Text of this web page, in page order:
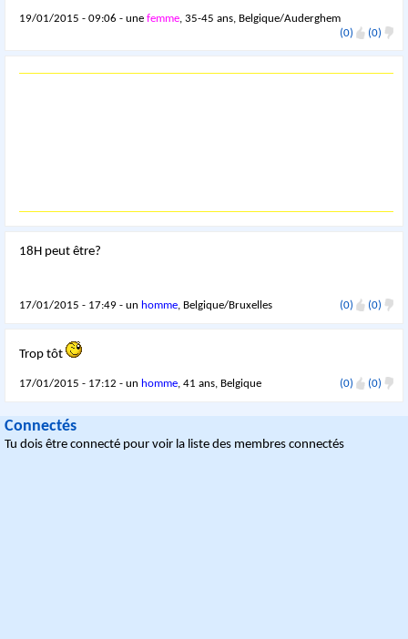
19/01/2015 - 09:06 - unefemme, 35-45 ans, Belgique/Auderghem
(0)
(0)
18H peut être?
17/01/2015 - 17:49 - un homme, Belgique/Bruxelles (0) (0)
Trop tôt
17/01/2015 - 17:12 - un homme, 41 ans, Belgique (0) (0)
Connectés
Tu dois être connecté pour voir la liste des membres connectés